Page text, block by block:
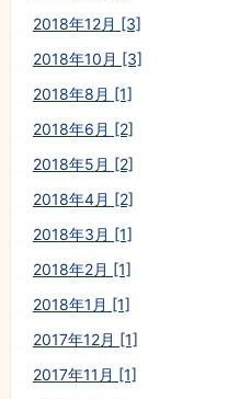
2018年12月 [3]
2018年10月 [3]
2018年8月 [1]
2018年6月 [2]
2018年5月 [2]
2018年4月 [2]
2018年3月 [1]
2018年2月 [1]
2018年1月 [1]
2017年12月 [1]
2017年11月 [1]